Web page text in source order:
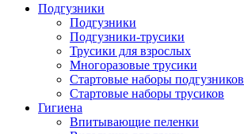
Подгузники
Подгузники
Подгузники-трусики
Трусики для взрослых
Многоразовые трусики
Стартовые наборы подгузников
Стартовые наборы трусиков
Гигиена
Впитывающие пеленки